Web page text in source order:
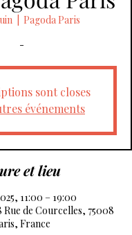
  |
Pagoda Paris
-
sont closes
événements
et lieu
11:00 – 19:00
Rue de Courcelles, 75008
France